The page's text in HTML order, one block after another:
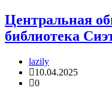
Центральная
библиотека
lazily
10.04.2025
0